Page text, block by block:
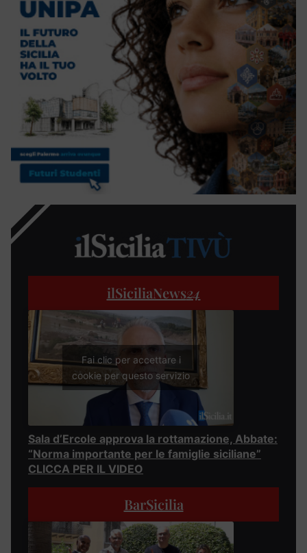
ilSiciliaNews24
Fai clic per accettare i
cookie per questo servizio
Sala d’Ercole approva la rottamazione, Abbate:
“Norma importante per le famiglie siciliane”
CLICCA PER IL VIDEO
BarSicilia